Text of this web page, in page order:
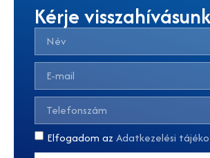
Kérje
Elfogadom az Adatkezelési